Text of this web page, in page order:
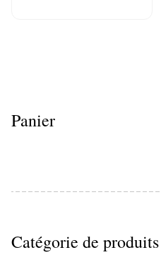
Panier
Catégorie de produits